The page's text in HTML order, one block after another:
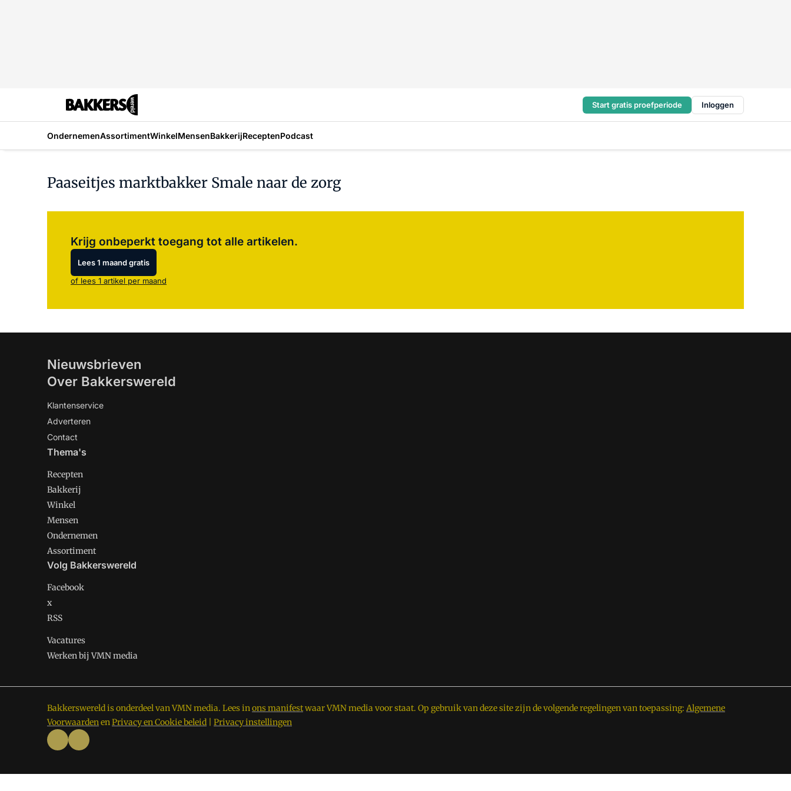
Start gratis proefperiode Inloggen
OndernemenAssortimentWinkelMensenBakkerijReceptenPodcast
Paaseitjes marktbakker Smale naar de zorg
Krijg onbeperkt toegang tot alle artikelen.
Lees 1 maand gratis
of lees 1 artikel per maand
Nieuwsbrieven
Over Bakkerswereld
Klantenservice
Adverteren
Contact
Thema's
Recepten
Bakkerij
Winkel
Mensen
Ondernemen
Assortiment
Volg Bakkerswereld
Facebook
x
RSS
Vacatures
Werken bij VMN media
Bakkerswereld is onderdeel van VMN media. Lees inons manifestwaar VMN media voor staat. Op gebruik van deze site zijn de volgende regelingen van toepassing: Algemene
VoorwaardenenPrivacy en Cookie beleid Privacy instellingen